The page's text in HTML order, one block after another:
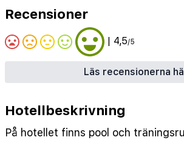
Centrum: 300 m
Reception 24 h •
Byggt: 1989•Senast renoverad: 2016/
Antal rum: 138 •Volt: 220
American Express • MasterCard Visa
Area: Hotellområde•Parkering•WiFi
WiFi i rummen/lägenheterna utan
Störningsnivå: Tidvis störande
Recensioner
| 4,5/5
Läs recensionerna
Hotellbeskrivning
På hotellet finns pool och